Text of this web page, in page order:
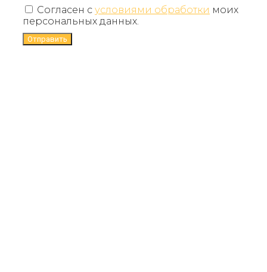
Согласен с условиями обработки моих
персональных данных.
Отправить